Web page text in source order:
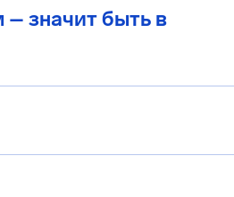
значит быть в